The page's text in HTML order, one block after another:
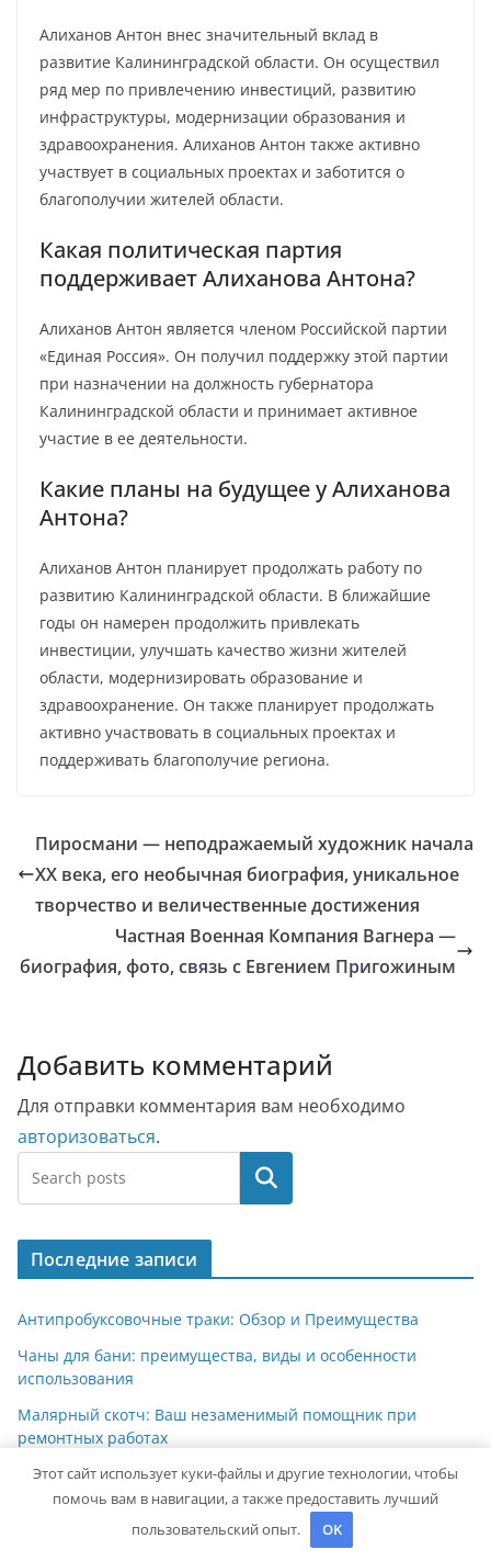
Алиханов Антон внес значительный вклад в
развитие Калининградской области. Он осуществил
ряд мер по привлечению инвестиций, развитию
инфраструктуры, модернизации образования и
здравоохранения. Алиханов Антон также активно
участвует в социальных проектах и заботится о
благополучии жителей области.
Какая политическая партия
поддерживает Алиханова Антона?
Алиханов Антон является членом Российской партии
«Единая Россия». Он получил поддержку этой партии
при назначении на должность губернатора
Калининградской области и принимает активное
участие в ее деятельности.
Какие планы на будущее у Алиханова
Антона?
Алиханов Антон планирует продолжать работу по
развитию Калининградской области. В ближайшие
годы он намерен продолжить привлекать
инвестиции, улучшать качество жизни жителей
области, модернизировать образование и
здравоохранение. Он также планирует продолжать
активно участвовать в социальных проектах и
поддерживать благополучие региона.
Пиросмани — неподражаемый художник начала
XX века, его необычная биография, уникальное
творчество и величественные достижения
Частная Военная Компания Вагнера —
биография, фото, связь с Евгением Пригожиным
Добавить комментарий
Для отправки комментария вам необходимо
авторизоваться.
Поиск
Последние записи
Антипробуксовочные траки: Обзор и Преимущества
Чаны для бани: преимущества, виды и особенности
использования
Малярный скотч: Ваш незаменимый помощник при
ремонтных работах
Откатные ворота с калиткой
Услуги Проектирования: Ключ к Успешному Реализации
Этот сайт использует куки-файлы и другие технологии, чтобы
помочь вам в навигации, а также предоставить лучший
пользовательский опыт.
OK